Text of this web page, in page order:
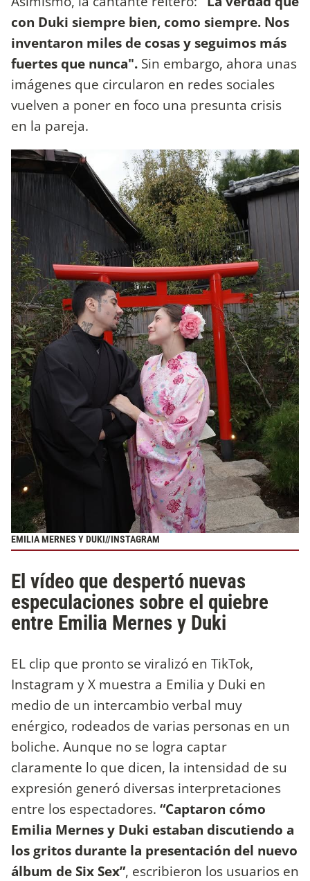
con Duki siempre bien, como siempre. Nos
inventaron miles de cosas y seguimos más
fuertes que nunca". Sin embargo, ahora unas
imágenes que circularon en redes sociales
vuelven a poner en foco una presunta crisis
en la pareja.
EMILIA MERNES Y DUKI//INSTAGRAM
El vídeo que despertó nuevas
especulaciones sobre el quiebre
entre Emilia Mernes y Duki
EL clip que pronto se viralizó en TikTok,
Instagram y X muestra a Emilia y Duki en
medio de un intercambio verbal muy
enérgico, rodeados de varias personas en un
boliche. Aunque no se logra captar
claramente lo que dicen, la intensidad de su
expresión generó diversas interpretaciones
entre los espectadores. “Captaron cómo
Emilia Mernes y Duki estaban discutiendo a
los gritos durante la presentación del nuevo
álbum de Six Sex”, escribieron los usuarios en